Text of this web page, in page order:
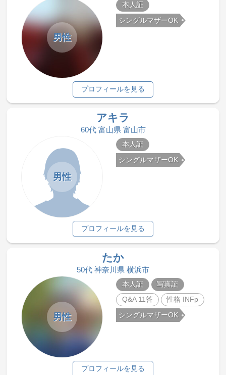
男性
本人証
シングルマザーOK
プロフィールを見る
アキラ
60代 富山県 富山市
男性
本人証
シングルマザーOK
プロフィールを見る
たか
50代 神奈川県 横浜市
男性
本人証
写真証
Q&A 11答
性格 INFp
シングルマザーOK
プロフィールを見る